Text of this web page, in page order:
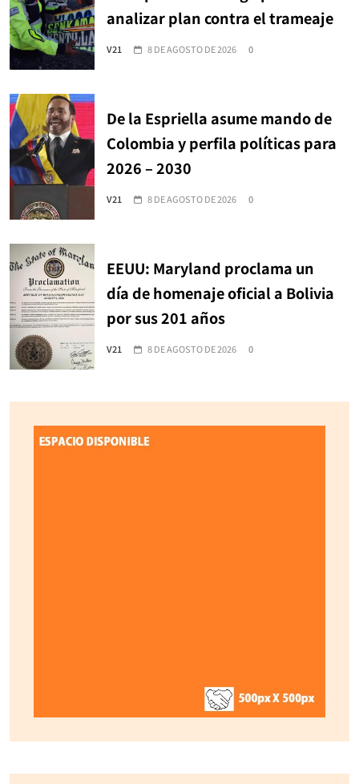
analizar plan contra el trameaje
V21 8 DE AGOSTO DE 2026 0
De la Espriella asume mando de
Colombia y perfila políticas para
2026 – 2030
V21 8 DE AGOSTO DE 2026 0
EEUU: Maryland proclama un
día de homenaje oficial a Bolivia
por sus 201 años
V21 8 DE AGOSTO DE 2026 0